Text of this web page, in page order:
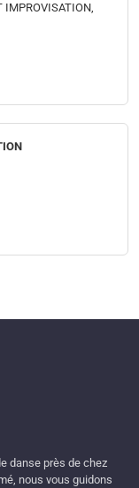
IMPROVISATION,
danse près de chez
nous vous guidons